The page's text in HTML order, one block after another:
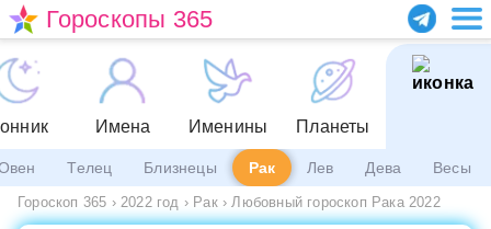
Гороскопы 365
Имена Именины Планеты
Телец Близнецы Рак Лев Дева Весы
Гороскоп 365 › 2022 год › Рак › Любовный гороскоп Рака 2022